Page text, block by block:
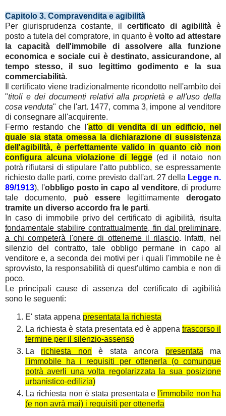
Capitolo 3. Compravendita e agibilità
Per giurisprudenza costante, il certificato di agibilità è
posto a tutela del compratore, in quanto è volto ad attestare
la capacità dell'immobile di assolvere alla funzione
economica e sociale cui è destinato, assicurandone, al
tempo stesso, il suo legittimo godimento e la sua
commerciabilità.
Il certificato viene tradizionalmente ricondotto nell'ambito dei
"titoli e dei documenti relativi alla proprietà e all'uso della
cosa venduta" che l'art. 1477, comma 3, impone al venditore
di consegnare all'acquirente.
Fermo restando che l'atto di vendita di un edificio, nel
quale sia stata omessa la dichiarazione di sussistenza
dell'agibilità, è perfettamente valido in quanto ciò non
configura alcuna violazione di legge(ed il notaio non
potrà rifiutarsi di stipulare l'atto pubblico, se espressamente
richiesto dalle parti, come previsto dall'art. 27 della Legge n.
89/1913), l'obbligo posto in capo al venditore, di produrre
tale documento, può essere legittimamente derogato
tramite un diverso accordo fra le parti.
In caso di immobile privo del certificato di agibilità, risulta
fondamentale stabilire contrattualmente, fin dal preliminare,
a chi competerà l'onere di ottenerne il rilascio. Infatti, nel
silenzio del contratto, tale obbligo permane in capo al
venditore e, a seconda dei motivi per i quali l'immobile ne è
sprovvisto, la responsabilità di quest'ultimo cambia e non di
poco.
Le principali cause di assenza del certificato di agibilità
sono le seguenti:
E' stata appena presentata la richiesta
La richiesta è stata presentata ed è appena trascorso il
termine per il silenzio-assenso
La richiesta non è stata ancora presentata ma
l'immobile ha i requisiti per ottenerla (o comunque
potrà averli una volta regolarizzata la sua posizione
urbanistico-edilizia)
La richiesta non è stata presentata e l'immobile non ha
(e non avrà mai) i requisiti per ottenerla